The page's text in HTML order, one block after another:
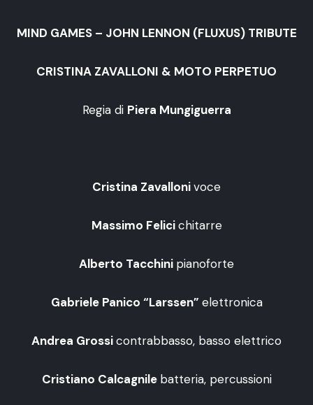
MIND GAMES – JOHN LENNON (FLUXUS) TRIBUTE
CRISTINA ZAVALLONI & MOTO PERPETUO
Regia di Piera Mungiguerra
Cristina Zavallonivoce
Massimo Felicichitarre
Alberto Tacchini pianoforte
Gabriele Panico “Larssen” elettronica
Andrea Grossicontrabbasso, basso elettrico
Cristiano Calcagnile batteria, percussioni